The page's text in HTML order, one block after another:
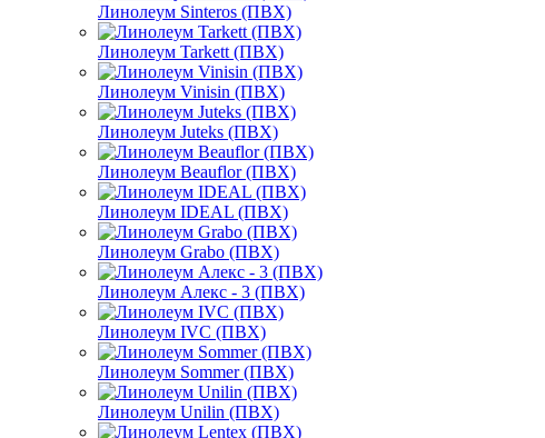
Линолеум Sinteros (ПВХ)
Линолеум Tarkett (ПВХ)
Линолеум Vinisin (ПВХ)
Линолеум Juteks (ПВХ)
Линолеум Beauflor (ПВХ)
Линолеум IDEAL (ПВХ)
Линолеум Grabo (ПВХ)
Линолеум Алекс - 3 (ПВХ)
Линолеум IVC (ПВХ)
Линолеум Sommer (ПВХ)
Линолеум Unilin (ПВХ)